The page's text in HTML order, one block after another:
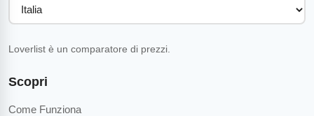
Scopri
Come Funziona
Loverlist è un comparatore di prezzi.